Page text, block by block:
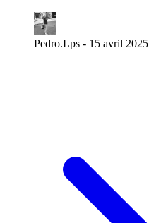
Pedro.Lps - 15 avril 2025